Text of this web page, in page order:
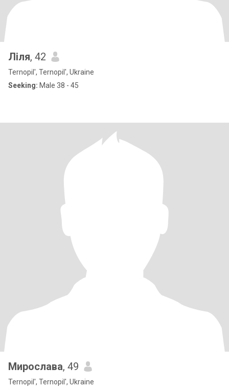
Ліля, 42
Ternopil', Ternopil', Ukraine
Seeking: Male 38 - 45
Мирослава, 49
Ternopil', Ternopil', Ukraine